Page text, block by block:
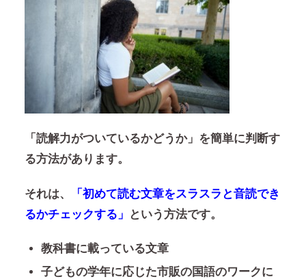
「読解力がついているかどうか」を簡単に判断す
る方法があります。
それは、
「初めて読む文章をスラスラと音読でき
るかチェックする」
という方法です。
教科書に載っている文章
子どもの学年に応じた市販の国語のワークに